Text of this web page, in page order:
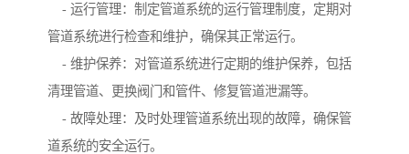
- 运行管理：制定管道系统的运行管理制度，定期对
管道系统进行检查和维护，确保其正常运行。
- 维护保养：对管道系统进行定期的维护保养，包括
清理管道、更换阀门和管件、修复管道泄漏等。
- 故障处理：及时处理管道系统出现的故障，确保管
道系统的安全运行。